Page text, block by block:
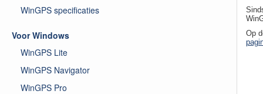
Op
WinGPS specificaties
Voor Windows
WinGPS Lite
WinGPS Navigator
WinGPS Pro